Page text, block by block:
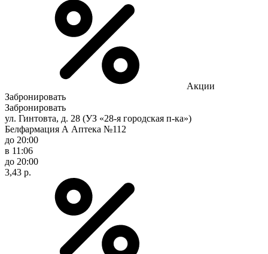
Акции
Забронировать
Забронировать
ул. Гинтовта, д. 28 (УЗ «28-я городская п-ка»)
Белфармация А Аптека №112
до 20:00
в 11:06
до 20:00
3,43 р.